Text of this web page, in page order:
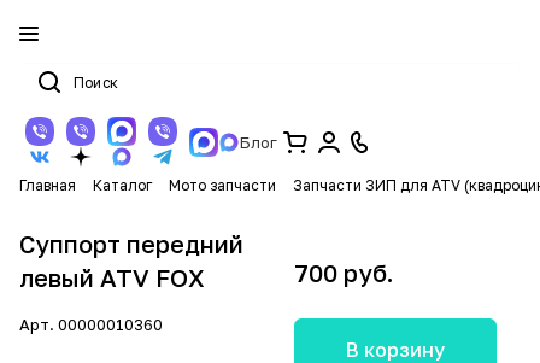
Блог
Главная Каталог Мото запчасти Запчасти ЗИП для ATV
Суппорт передний
левый ATV FOX
Арт. 00000010360
700 руб.
В корзину